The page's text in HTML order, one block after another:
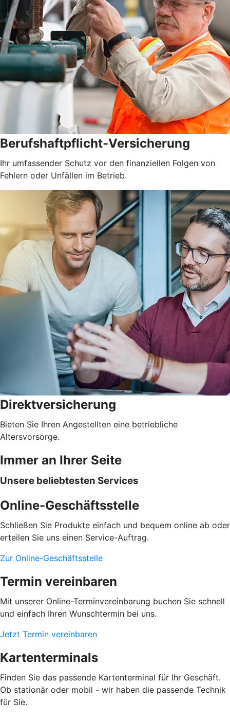
Berufshaftpflicht-Versicherung
Ihr umfassender Schutz vor den finanziellen Folgen von
Fehlern oder Unfällen im Betrieb.
Direktversicherung
Bieten Sie Ihren Angestellten eine betriebliche
Altersvorsorge.
Immer an Ihrer Seite
Unsere beliebtesten Services
Online-Geschäftsstelle
Schließen Sie Produkte einfach und bequem online ab oder
erteilen Sie uns einen Service-Auftrag.
Zur Online-Geschäftsstelle
Termin vereinbaren
Mit unserer Online-Terminvereinbarung buchen Sie schnell
und einfach Ihren Wunschtermin bei uns.
Jetzt Termin vereinbaren
Kartenterminals
Finden Sie das passende Kartenterminal für Ihr Geschäft.
Ob stationär oder mobil - wir haben die passende Technik
für Sie.